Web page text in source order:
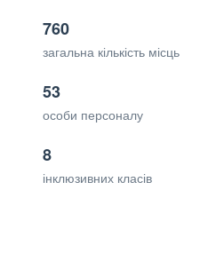
760
загальна кількість місць
53
особи персоналу
8
інклюзивних класів